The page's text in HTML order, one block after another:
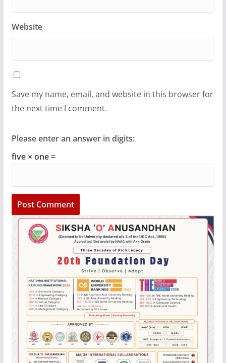
Website
Save my name, email, and website in this browser for
the next time I comment.
Please enter an answer in digits:
five × one =